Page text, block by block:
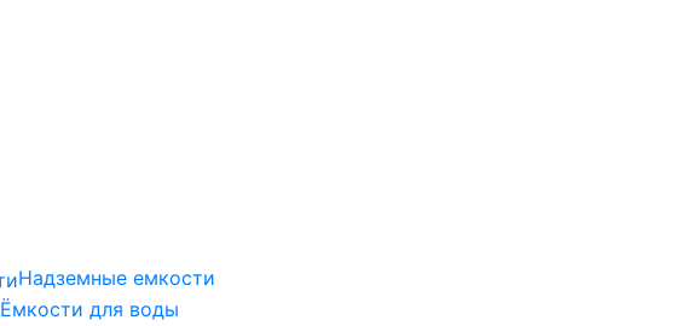
Надземные емкости
Ёмкости для воды